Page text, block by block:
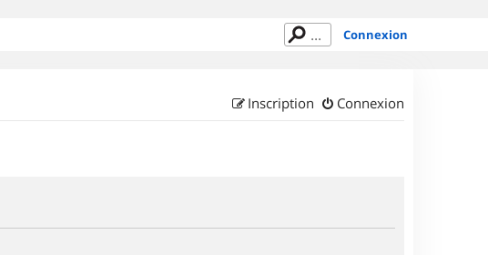
Connexion
Connexion
Inscription